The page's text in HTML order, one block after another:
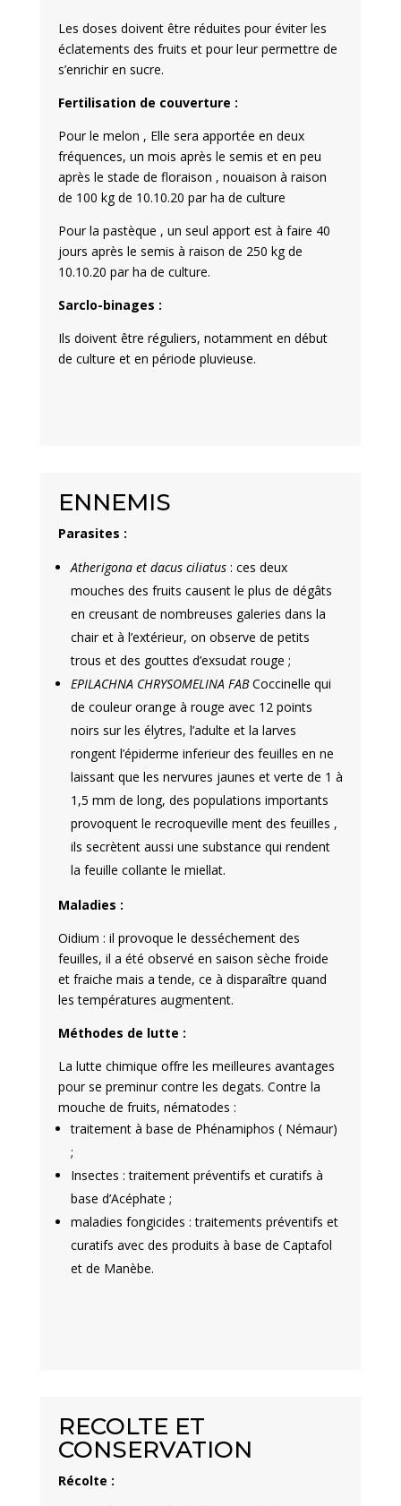
Les doses doivent être réduites pour éviter les
éclatements des fruits et pour leur permettre de
s’enrichir en sucre.
Fertilisation de couverture :
Pour le melon , Elle sera apportée en deux
fréquences, un mois après le semis et en peu
après le stade de floraison , nouaison à raison
de 100 kg de 10.10.20 par ha de culture
Pour la pastèque , un seul apport est à faire 40
jours après le semis à raison de 250 kg de
10.10.20 par ha de culture.
Sarclo-binages :
Ils doivent être réguliers, notamment en début
de culture et en période pluvieuse.
ENNEMIS
Parasites :
Atherigona et dacus ciliatus: ces deux
mouches des fruits causent le plus de dégâts
en creusant de nombreuses galeries dans la
chair et à l’extérieur, on observe de petits
trous et des gouttes d’exsudat rouge ;
EPILACHNA CHRYSOMELINA FABCoccinelle qui
de couleur orange à rouge avec 12 points
noirs sur les élytres, l’adulte et la larves
rongent l’épiderme inferieur des feuilles en ne
laissant que les nervures jaunes et verte de 1 à
1,5 mm de long, des populations importants
provoquent le recroqueville ment des feuilles ,
ils secrètent aussi une substance qui rendent
la feuille collante le miellat.
Maladies :
Oidium : il provoque le desséchement des
feuilles, il a été observé en saison sèche froide
et fraiche mais a tende, ce à disparaître quand
les températures augmentent.
Méthodes de lutte :
La lutte chimique offre les meilleures avantages
pour se preminur contre les degats. Contre la
mouche de fruits, nématodes :
traitement à base de Phénamiphos ( Némaur)
;
Insectes : traitement préventifs et curatifs à
base d’Acéphate ;
maladies fongicides : traitements préventifs et
curatifs avec des produits à base de Captafol
et de Manèbe.
RECOLTE ET
CONSERVATION
Récolte :